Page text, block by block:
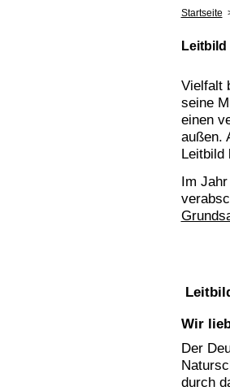
Startseite
Vielfalt
seine
einen
außen.
Leitbild
Im
Wir
Der
durch